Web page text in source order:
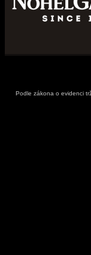
Podle zákona o evidenci